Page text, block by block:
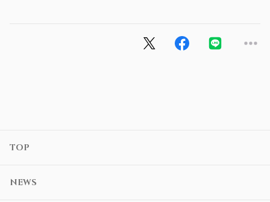
TOP
NEWS